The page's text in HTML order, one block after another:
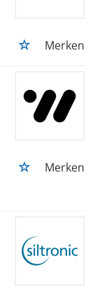
Merken
Merken